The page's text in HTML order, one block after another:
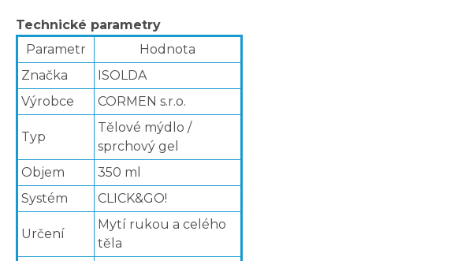
Technické parametry
Parametr
Hodnota
Značka
ISOLDA
Výrobce
CORMEN s.r.o.
Typ
Tělové mýdlo /
sprchový gel
Objem
350 ml
Systém
CLICK&GO!
Určení
Mytí rukou a celého
těla